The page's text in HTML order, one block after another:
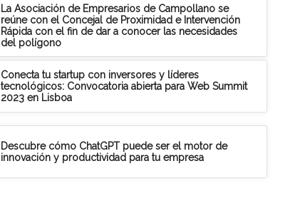
La Asociación de Empresarios de Campollano se
reúne con el Concejal de Proximidad e Intervención
Rápida con el fin de dar a conocer las necesidades
del polígono
Conecta tu startup con inversores y líderes
tecnológicos: Convocatoria abierta para Web Summit
2023 en Lisboa
Descubre cómo ChatGPT puede ser el motor de
innovación y productividad para tu empresa